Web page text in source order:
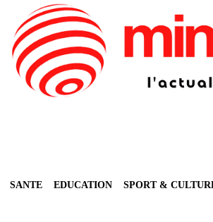
SANTE EDUCATION SPORT &